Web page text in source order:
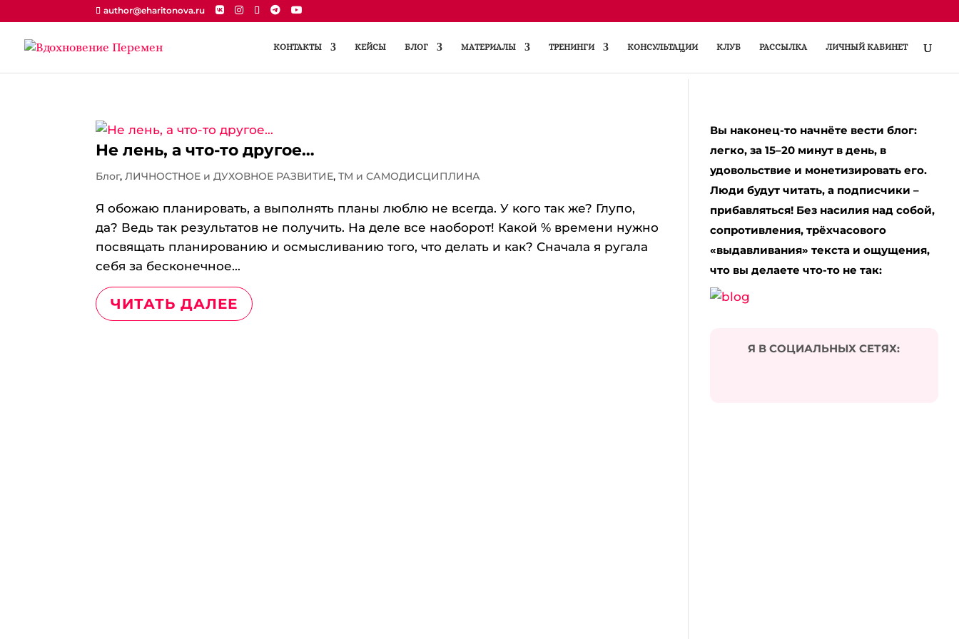
author@eharitonova.ru
КОНТАКТЫ КЕЙСЫ БЛОГ МАТЕРИАЛЫ ТРЕНИНГИ КОНСУЛЬТАЦИИ КЛУБ РАССЫЛКА ЛИЧНЫЙ КАБИНЕТ
Не лень, а что-то другое…
Блог,ЛИЧНОСТНОЕ и ДУХОВНОЕ РАЗВИТИЕ,ТМ и САМОДИСЦИПЛИНА
Я обожаю планировать, а выполнять планы люблю не всегда. У кого так же? Глупо,
да? Ведь так результатов не получить. На деле все наоборот! Какой % времени нужно
посвящать планированию и осмысливанию того, что делать и как? Сначала я ругала
себя за бесконечное...
ЧИТАТЬ ДАЛЕЕ
Вы наконец-то начнёте вести блог:
легко, за 15–20 минут в день, в
удовольствие и монетизировать его.
Люди будут читать, а подписчики –
прибавляться! Без насилия над собой,
сопротивления, трёхчасового
«выдавливания» текста и ощущения,
что вы делаете что-то не так:
Я В СОЦИАЛЬНЫХ СЕТЯХ: